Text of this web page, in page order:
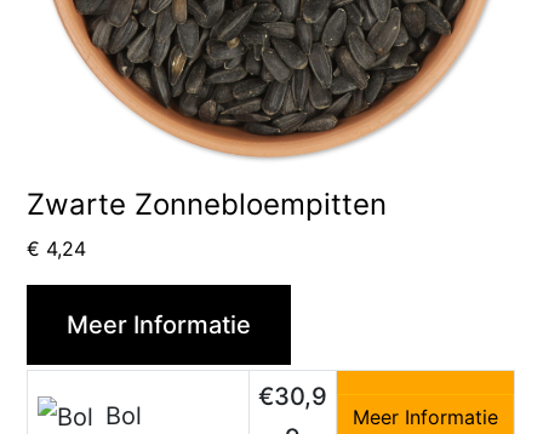
Zwarte Zonnebloempitten
€ 4,24
Meer Informatie
Bol
€30,9
Meer Informatie